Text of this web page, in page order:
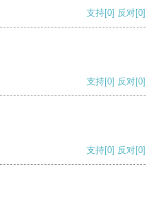
支持[0] 反对[0]
支持[0] 反对[0]
支持[0] 反对[0]